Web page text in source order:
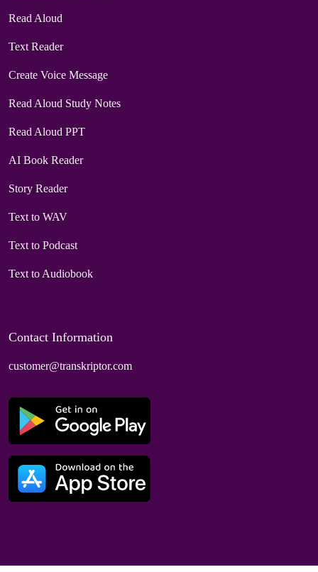
Read Aloud
Text Reader
Create Voice Message
Read Aloud Study Notes
Read Aloud PPT
AI Book Reader
Story Reader
Text to WAV
Text to Podcast
Text to Audiobook
Contact Information
customer@transkriptor.com